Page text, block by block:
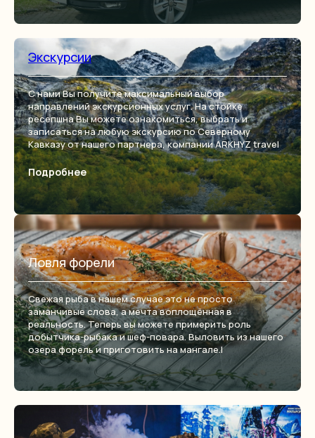
Экскурсии
С нами Вы получите максимальный выбор
направлений экскурсионных услуг. На стойке
ресепшна Вы можете ознакомиться, выбрать и
записаться на любую экскурсию по Северному
Кавказу от нашего партнера, компании ARKHYZ travel
Подробнее
Ловля форели
Свежая рыба в нашем случае это не просто
заманчивые слова, а мечта воплощённая в
реальность. Теперь вы можете примерить роль
добытчика-рыбака и шеф-повара. Выловить из нашего
озера форель и приготовить на мангале.l
inst.
email:hello@sofiatops.ru
email: marketing@sofiatops.ru
WhatsApp
Max
Telegram
+7 (878) 784 - 10-37
+7 (938) 351 - 76-66 (max, WatsApp)
НАПИШИТЕ НАМ:
ОТДЕЛ БРОНИРОВАНИЯ:
ОТДЕЛ МАРКЕТИНГА: